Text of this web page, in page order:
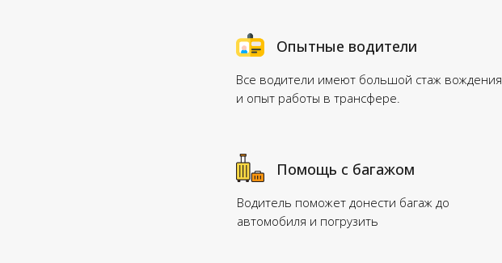
Водитель поможет донести багаж до
автомобиля и погрузить
Помощь с багажом
Все водители имеют большой стаж вождения
и опыт работы в трансфере.
Опытные водители